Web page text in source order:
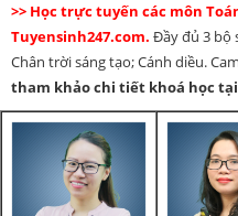
>> Học trực tuyến các môn
Tuyensinh247.com. Đầy đủ 3 bộ
Chân trời sáng tạo; Cánh diều.
tham khảo chi tiết khoá học